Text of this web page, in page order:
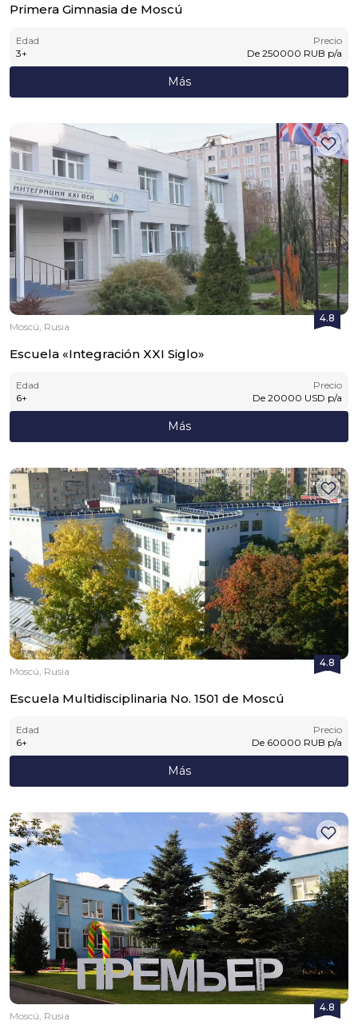
Primera Gimnasia de Moscú
Edad
3+
Precio
De 250000 RUB p/a
Más
4.8
Moscú, Rusia
Escuela «Integración XXI Siglo»
Edad
6+
Precio
De 20000 USD p/a
Más
4.8
Moscú, Rusia
Escuela Multidisciplinaria No. 1501 de Moscú
Edad
6+
Precio
De 60000 RUB p/a
Más
4.8
Moscú, Rusia